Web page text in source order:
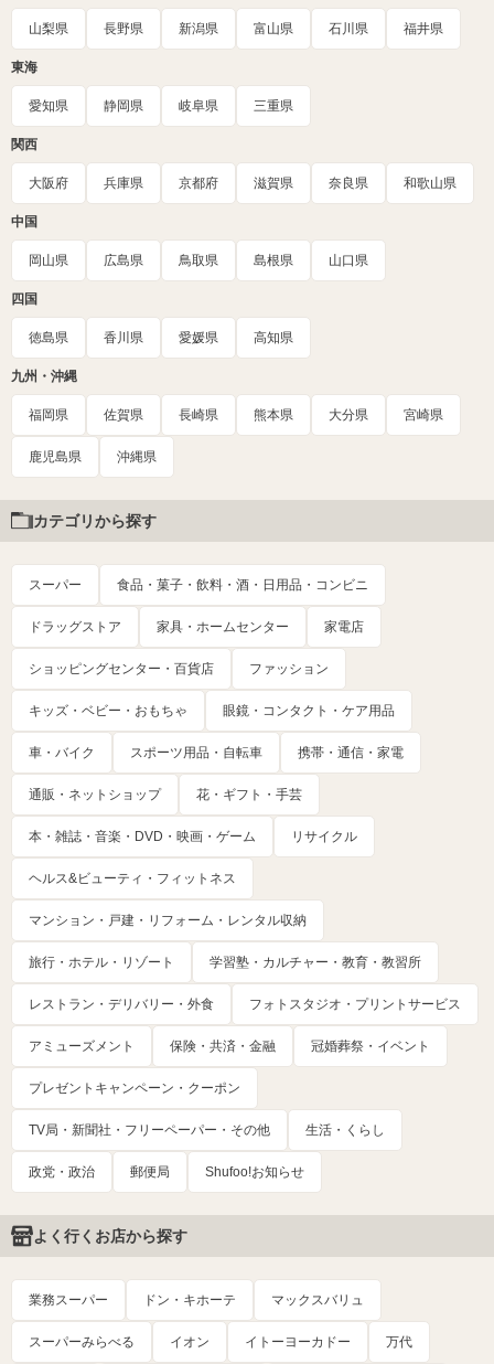
山梨県 長野県 新潟県 富山県 石川県 福井県
東海
愛知県 静岡県 岐阜県 三重県
関西
大阪府 兵庫県 京都府 滋賀県 奈良県 和歌山県
中国
岡山県 広島県 鳥取県 島根県 山口県
四国
徳島県 香川県 愛媛県 高知県
九州・沖縄
福岡県 佐賀県 長崎県 熊本県 大分県 宮崎県
鹿児島県 沖縄県
カテゴリから探す
スーパー 食品・菓子・飲料・酒・日用品・コンビニ
ドラッグストア 家具・ホームセンター 家電店
ショッピングセンター・百貨店 ファッション
キッズ・ベビー・おもちゃ 眼鏡・コンタクト・ケア用品
車・バイク スポーツ用品・自転車 携帯・通信・家電
通販・ネットショップ 花・ギフト・手芸
本・雑誌・音楽・DVD・映画・ゲーム リサイクル
ヘルス&ビューティ・フィットネス
マンション・戸建・リフォーム・レンタル収納
旅行・ホテル・リゾート 学習塾・カルチャー・教育・教習所
レストラン・デリバリー・外食 フォトスタジオ・プリントサービス
アミューズメント 保険・共済・金融 冠婚葬祭・イベント
プレゼントキャンペーン・クーポン
TV局・新聞社・フリーペーパー・その他 生活・くらし
政党・政治 郵便局 Shufoo!お知らせ
よく行くお店から探す
業務スーパー ドン・キホーテ マックスバリュ
スーパーみらべる イオン イトーヨーカドー 万代